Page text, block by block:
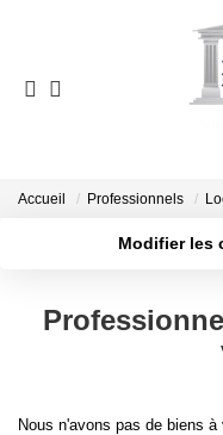
Accueil Professionnels
Modifier les
de
Budget max
Nous n'avons pas de biens